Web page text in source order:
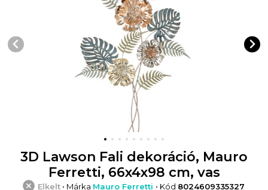
3D Lawson Fali dekoráció, Mauro
Ferretti, 66x4x98 cm, vas
Elkelt • Márka Mauro Ferretti • Kód 8024609335327